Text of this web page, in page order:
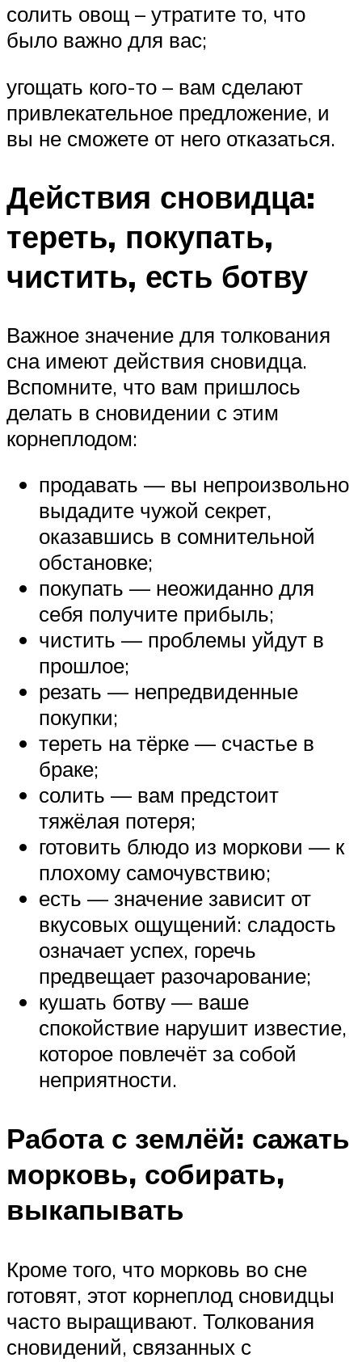
солить овощ – утратите то, что
было важно для вас;
угощать кого-то – вам сделают
привлекательное предложение, и
вы не сможете от него отказаться.
Действия сновидца:
тереть, покупать,
чистить, есть ботву
Важное значение для толкования
сна имеют действия сновидца.
Вспомните, что вам пришлось
делать в сновидении с этим
корнеплодом:
продавать — вы непроизвольно
выдадите чужой секрет,
оказавшись в сомнительной
обстановке;
покупать — неожиданно для
себя получите прибыль;
чистить — проблемы уйдут в
прошлое;
резать — непредвиденные
покупки;
тереть на тёрке — счастье в
браке;
солить — вам предстоит
тяжёлая потеря;
готовить блюдо из моркови — к
плохому самочувствию;
есть — значение зависит от
вкусовых ощущений: сладость
означает успех, горечь
предвещает разочарование;
кушать ботву — ваше
спокойствие нарушит известие,
которое повлечёт за собой
неприятности.
Работа с землёй: сажать
морковь, собирать,
выкапывать
Кроме того, что морковь во сне
готовят, этот корнеплод сновидцы
часто выращивают. Толкования
сновидений, связанных с